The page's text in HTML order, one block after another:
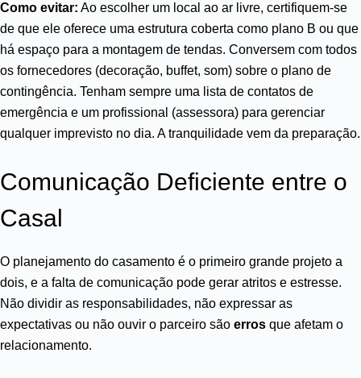
Como evitar: Ao escolher um local ao ar livre, certifiquem-se
de que ele oferece uma estrutura coberta como plano B ou que
há espaço para a montagem de tendas. Conversem com todos
os fornecedores (decoração, buffet, som) sobre o plano de
contingência. Tenham sempre uma lista de contatos de
emergência e um profissional (assessora) para gerenciar
qualquer imprevisto no dia. A tranquilidade vem da preparação.
Comunicação Deficiente entre o
Casal
O planejamento do casamento é o primeiro grande projeto a
dois, e a falta de comunicação pode gerar atritos e estresse.
Não dividir as responsabilidades, não expressar as
expectativas ou não ouvir o parceiro são erros que afetam o
relacionamento.